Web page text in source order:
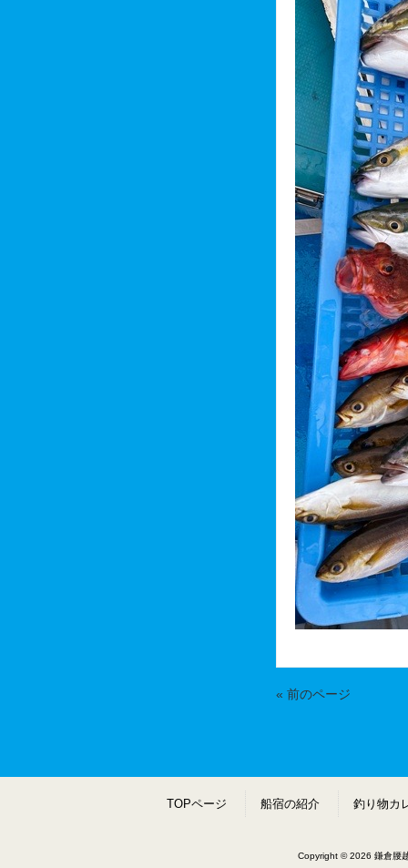
« 前のページ
TOPページ 船宿の紹介 釣り物カ
Copyright © 2026 鎌倉腰